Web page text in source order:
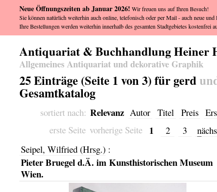
Antiquariat & Buchhandlung Heiner
Allgemeines Antiquariat und dekorative Graphik
25 Einträge (Seite 1 von 3) für gerd
Gesamtkatalog
sortiert nach: Relevanz Autor Titel Preis
erste Seite vorherige Seite 1 2 3 n
Seipel, Wilfried (Hrsg.):
Pieter Bruegel d.Ä. im Kunsthistorischen Museum
Wien.
Neue Öffnungszeiten ab Januar 2026! Wir freuen uns auf Ihren Besuch!
Sie können natürlich weiterhin auch online, telefonisch oder per Mail - auch neue
Ihre Bestellungen werden weiterhin innerhalb des gesamten Stadtgebietes kostenfrei